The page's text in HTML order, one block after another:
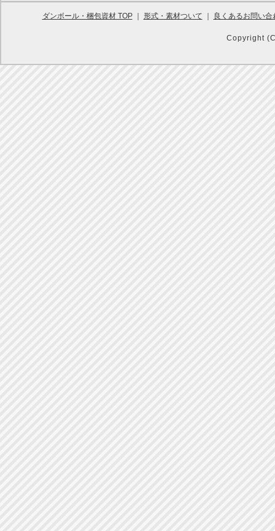
ダンボール・梱包資材 TOP｜ 形式・素材ついて 良くあるお問い合
Copyright